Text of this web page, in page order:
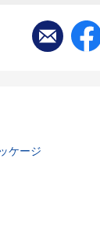
ケージ